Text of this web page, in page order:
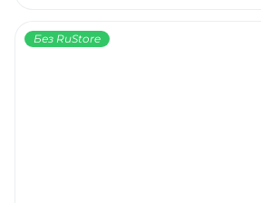
Без RuStore